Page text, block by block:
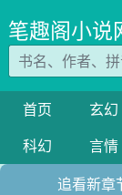
笔趣阁小说
首页 玄幻
科幻
言情
追看新章